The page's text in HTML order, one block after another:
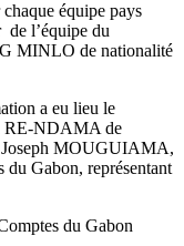
équipe pays
de l’équipe du
MINLO de nationalité
a eu lieu le
RE-NDAMA de
Joseph MOUGUIAMA,
du Gabon, représentant
du Gabon